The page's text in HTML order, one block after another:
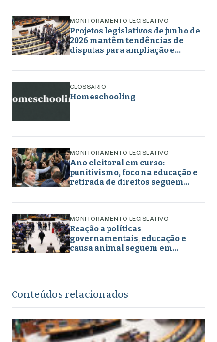
MONITORAMENTO LEGISLATIVO
Projetos legislativos de junho de
2026 mantêm tendências de
disputas para ampliação e
gênero, educação e
GLOSSÁRIO
Homeschooling
MONITORAMENTO LEGISLATIVO
Ano eleitoral em curso:
punitivismo, foco na educação e
retirada de direitos seguem
2026
MONITORAMENTO LEGISLATIVO
Reação a políticas
governamentais, educação e
causa animal seguem em
Conteúdos relacionados